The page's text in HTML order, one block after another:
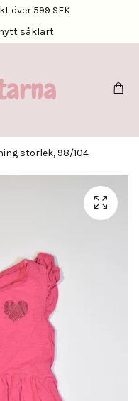
över 599 SEK
såklart
storlek, 98/104